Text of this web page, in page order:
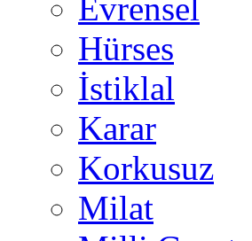
Evrensel
Hürses
İstiklal
Karar
Korkusuz
Milat